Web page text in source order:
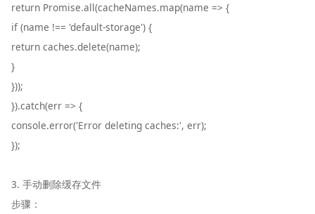
return Promise.all(cacheNames.map(name => {
if (name !== 'default-storage') {
return caches.delete(name);
}
}));
}).catch(err => {
console.error('Error deleting caches:', err);
});
3. 手动删除缓存文件
步骤：